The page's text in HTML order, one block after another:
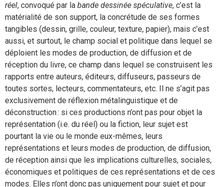
réel, convoqué par la bande dessinée spéculative, c’est la
matérialité de son support, la concrétude de ses formes
tangibles (dessin, grille, couleur, texture, papier), mais c’est
aussi, et surtout, le champ social et politique dans lequel se
déploient les modes de production, de diffusion et de
réception du livre, ce champ dans lequel se construisent les
rapports entre auteurs, éditeurs, diffuseurs, passeurs de
toutes sortes, lecteurs, commentateurs, etc. Il ne s’agit pas
exclusivement de réflexion métalinguistique et de
déconstruction : si ces productions n’ont pas pour objet la
représentation (i.e. du réel) ou la fiction, leur sujet est
pourtant la vie ou le monde eux-mêmes, leurs
représentations et leurs modes de production, de diffusion,
de réception ainsi que les implications culturelles, sociales,
économiques et politiques de ces représentations et de ces
modes. Elles n’ont donc pas uniquement pour sujet et pour